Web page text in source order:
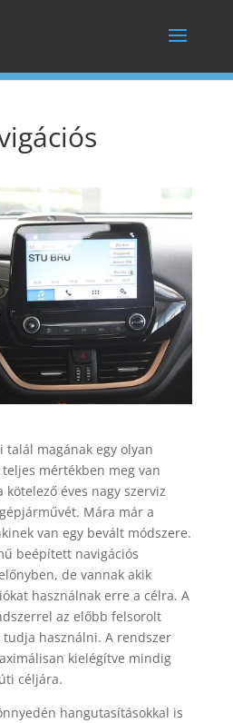
magának egy olyan
mértékben meg van
kötelező éves nagy szerviz
Mára már a
van egy bevált módszere.
beépített navigációs
de vannak akik
használnak erre a célra. A
az előbb felsorolt
használni. A rendszer
kielégítve mindig
céljára.
hangutasításokkal is